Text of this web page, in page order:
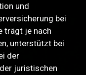
und
bei
trägt je nach
unterstützt bei
der
juristischen